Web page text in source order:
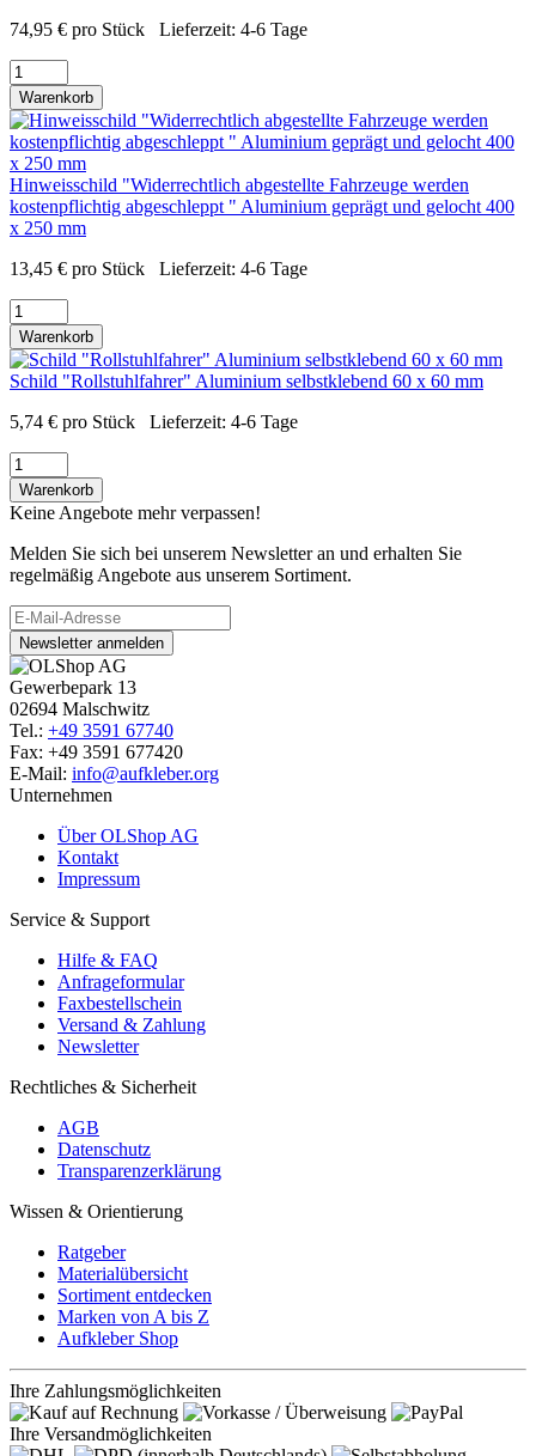
74,95 € pro Stück Lieferzeit: 4-6 Tage
Warenkorb
Hinweisschild "Widerrechtlich abgestellte Fahrzeuge werden
kostenpflichtig abgeschleppt " Aluminium geprägt und gelocht 400
x 250 mm
13,45 € pro Stück Lieferzeit: 4-6 Tage
Warenkorb
Schild "Rollstuhlfahrer" Aluminium selbstklebend 60 x 60 mm
5,74 € pro Stück Lieferzeit: 4-6 Tage
Warenkorb
Keine Angebote mehr verpassen!
Melden Sie sich bei unserem Newsletter an und erhalten Sie
regelmäßig Angebote aus unserem Sortiment.
Newsletter anmelden
Gewerbepark 13
02694 Malschwitz
Tel.: +49 3591 67740
Fax: +49 3591 677420
E-Mail: info@aufkleber.org
Unternehmen
Über OLShop AG
Kontakt
Impressum
Service & Support
Hilfe & FAQ
Anfrageformular
Faxbestellschein
Versand & Zahlung
Newsletter
Rechtliches & Sicherheit
AGB
Datenschutz
Transparenzerklärung
Wissen & Orientierung
Ratgeber
Materialübersicht
Sortiment entdecken
Marken von A bis Z
Aufkleber Shop
Ihre Zahlungsmöglichkeiten
Ihre Versandmöglichkeiten